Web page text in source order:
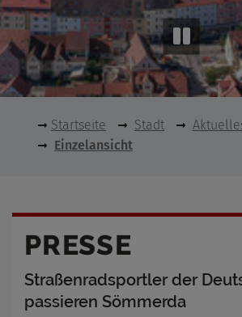
Startseite Stadt
Einzelansicht
PRESSE
Straßenradsportler der
passieren Sömmerda